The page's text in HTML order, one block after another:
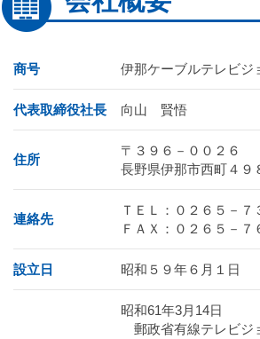
商号 伊那ケーブルテレビ
代表取締役社長 向山 賢悟
住所
〒３９６－００２６
長野県伊那市西町４９
連絡先
ＴＥＬ：０２６５－７
ＦＡＸ：０２６５－７
設立日 昭和５９年６月１日
昭和61年3月14日
郵政省有線テレビジ